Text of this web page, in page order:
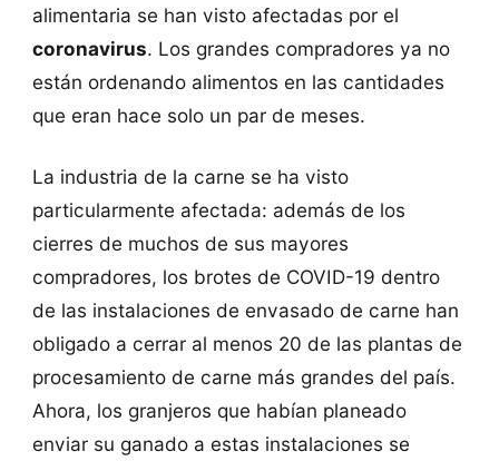
alimentaria se han visto afectadas por el
coronavirus. Los grandes compradores ya no
están ordenando alimentos en las cantidades
que eran hace solo un par de meses.
La industria de la carne se ha visto
particularmente afectada: además de los
cierres de muchos de sus mayores
compradores, los brotes de COVID-19 dentro
de las instalaciones de envasado de carne han
obligado a cerrar al menos 20 de las plantas de
procesamiento de carne más grandes del país.
Ahora, los granjeros que habían planeado
enviar su ganado a estas instalaciones se